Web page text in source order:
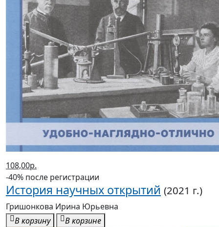
108,00р.
-40% после регистрации
История научных открытий (2021 г.)
Гришонкова Ирина Юрьевна
В корзину
В корзине